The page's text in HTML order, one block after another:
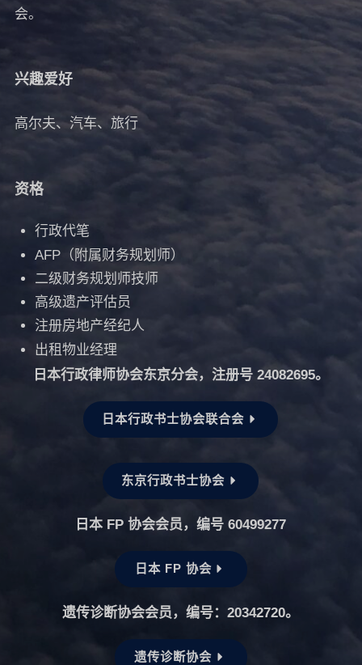
会。
兴趣爱好
高尔夫、汽车、旅行
资格
行政代笔
AFP（附属财务规划师）
二级财务规划师技师
高级遗产评估员
注册房地产经纪人
出租物业经理
日本行政律师协会东京分会，注册号 24082695。
日本行政书士协会联合会
东京行政书士协会
日本 FP 协会会员，编号 60499277
日本 FP 协会
遗传诊断协会会员，编号：20342720。
遗传诊断协会